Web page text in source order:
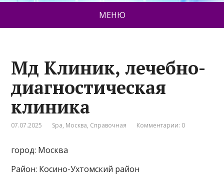
МЕНЮ
Мд Клиник, лечебно-
диагностическая
клиника
07.07.2025 Spa, Москва, Справочная Комментарии: 0
город: Москва
Район: Косино-Ухтомский район